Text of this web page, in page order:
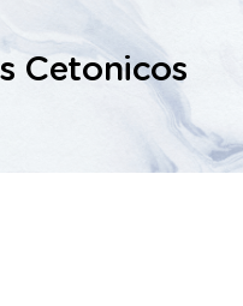
Cetonicos